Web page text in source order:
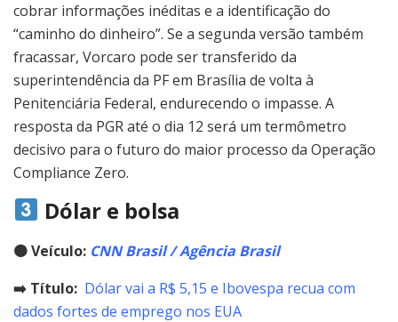
cobrar informações inéditas e a identificação do
“caminho do dinheiro”. Se a segunda versão também
fracassar, Vorcaro pode ser transferido da
superintendência da PF em Brasília de volta à
Penitenciária Federal, endurecendo o impasse. A
resposta da PGR até o dia 12 será um termômetro
decisivo para o futuro do maior processo da Operação
Compliance Zero.
Dólar e bolsa
🟠Veículo: CNN Brasil / Agência Brasil
➡️ Título: Dólar vai a R$ 5,15 e Ibovespa recua com
dados fortes de emprego nos EUA